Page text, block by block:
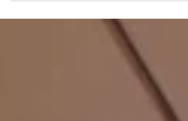
aplausos e encantamento. A caravana circense
percorreu diversas cidades do Paraná levando,
gratuitamente, espetáculos que unem arte,
social e celebração da cultura popular. Desde o
início de outubro, o público foi presenteado com
números de malabarismo, mágica, acrobacia e